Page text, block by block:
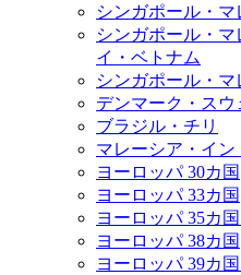
シンガポール・
シンガポール・
イ・ベトナム
シンガポール・マ
デンマーク・スウ
ブラジル・チリ
マレーシア・イン
ヨーロッパ 30カ国
ヨーロッパ 33カ国
ヨーロッパ 35カ
ヨーロッパ 38カ国
ヨーロッパ 39カ